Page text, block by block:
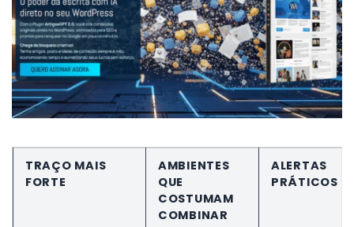
TRAÇO MAIS
FORTE
AMBIENTES
QUE
COSTUMAM
COMBINAR
ALERTAS
PRÁTICOS